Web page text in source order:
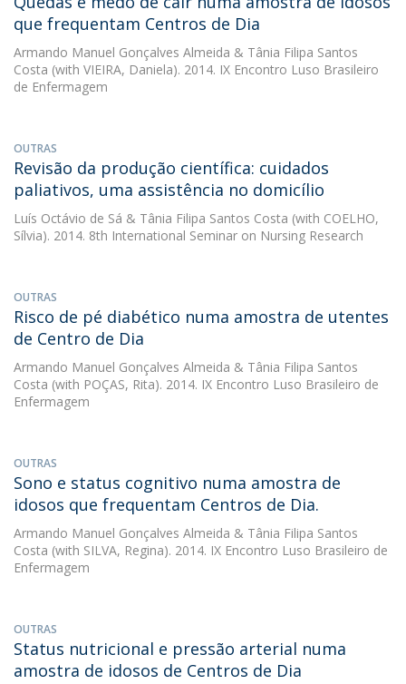
que frequentam Centros de Dia
Armando Manuel Gonçalves Almeida & Tânia Filipa Santos
Costa (with VIEIRA, Daniela). 2014. IX Encontro Luso Brasileiro
de Enfermagem
OUTRAS
Revisão da produção científica: cuidados
paliativos, uma assistência no domicílio
Luís Octávio de Sá & Tânia Filipa Santos Costa (with COELHO,
Sílvia). 2014. 8th International Seminar on Nursing Research
OUTRAS
Risco de pé diabético numa amostra de utentes
de Centro de Dia
Armando Manuel Gonçalves Almeida & Tânia Filipa Santos
Costa (with POÇAS, Rita). 2014. IX Encontro Luso Brasileiro de
Enfermagem
OUTRAS
Sono e status cognitivo numa amostra de
idosos que frequentam Centros de Dia.
Armando Manuel Gonçalves Almeida & Tânia Filipa Santos
Costa (with SILVA, Regina). 2014. IX Encontro Luso Brasileiro de
Enfermagem
OUTRAS
Status nutricional e pressão arterial numa
amostra de idosos de Centros de Dia